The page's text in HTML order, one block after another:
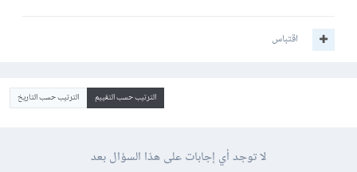
اقتباس
الترتيب حسب التقييم الترتيب حسب التاريخ
لا توجد أي إجابات على هذا السؤال بعد